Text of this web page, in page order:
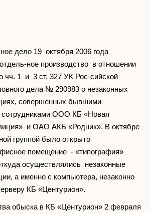
дело 19 октября 2006 года
ное производство в отношении
1 и 3 ст. 327 УК Рос-сийской
дела № 290983 о незаконных
совершенных бывшими
сотрудниками ООО КБ «Новая
и ОАО АКБ «Родник». В октябре
группой было открыто
помещение - «типография»
осуществлялись незаконные
а именно с компьютера, незаконно
КБ «Центурион».
обыска в КБ «Центурион» 2 февраля